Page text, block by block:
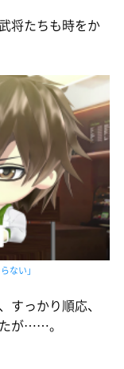
将たちも時をか
ない」
っかり順応、
が……。